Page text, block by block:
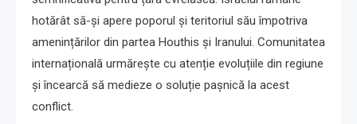
hotărât să-și apere poporul și teritoriul său împotriva
amenințărilor din partea Houthis și Iranului. Comunitatea
internațională urmărește cu atenție evoluțiile din regiune
și încearcă să medieze o soluție pașnică la acest
conflict.